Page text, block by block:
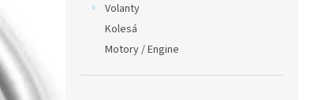
Volanty
Kolesá
Motory / Engine